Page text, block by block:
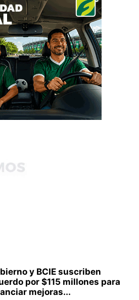
y BCIE suscriben
por $115 millones para
mejoras...